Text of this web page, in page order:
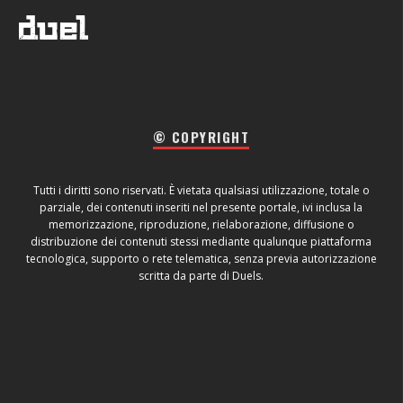
© COPYRIGHT
Tutti i diritti sono riservati. È vietata qualsiasi utilizzazione, totale o
parziale, dei contenuti inseriti nel presente portale, ivi inclusa la
memorizzazione, riproduzione, rielaborazione, diffusione o
distribuzione dei contenuti stessi mediante qualunque piattaforma
tecnologica, supporto o rete telematica, senza previa autorizzazione
scritta da parte di Duels.